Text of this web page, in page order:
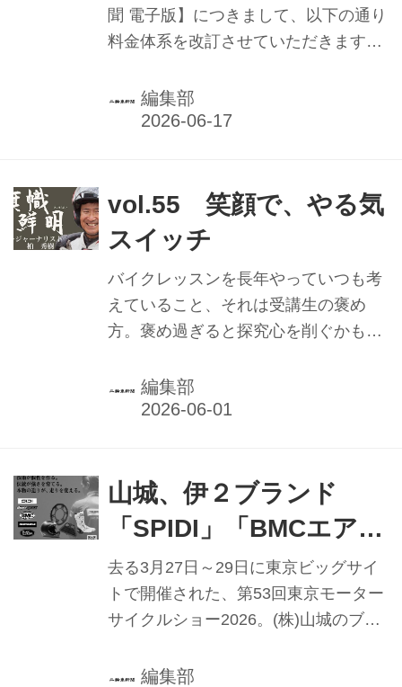
タログ｜株式会社デイトナ
聞 電子版】につきまして、以下の通り
料金体系を改訂させていただきます。
つ情報発信を続けることはもちろん、
利便性の高い情報ツールとして運営し
し上げます。【スタンダード＋】は電
子版1IDと紙新聞宅配のセット料金と
なります。 なお紙新聞のみのご購読は
引き続き年間22,000円とさせていただ
きます。 プラン ID数 年間料金(税込)
紙新聞宅配 保存記事数 メール配信 印
(仮) 2028年発売予定 スタンダード 1 ...
編集部
vol.55 笑顔で、やる気
スイッチ
バイクレッスンを長年やっていつも考
えていること、それは受講生の褒め
方。褒め過ぎると探究心を削ぐかもし
をするかもしれないから難しい。逆に
褒めなさ過ぎると、受講生のモチベー
編集部
山城、伊２ブランド
「SPIDI」「BMCエアフ
ィルター」 最新技術を
東京モーターサイクル
ショーでお披露目
【PR】
去る3月27日～29日に東京ビッグサイ
トで開催された、第53回東京モーター
サイクルショー2026。(株)山城のブー
ＩＤＩ」「ＢＭＣエアフィルター」の
編集部